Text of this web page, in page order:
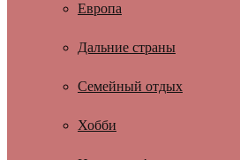
Европа
Дальние страны
Семейный отдых
Хобби